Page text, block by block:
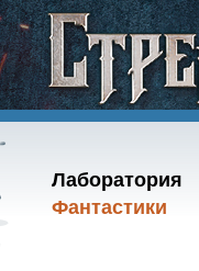
Лаборатория
Фантастики